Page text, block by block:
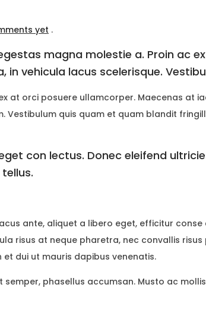
yet .
magna molestie a. Proin ac
vehicula lacus scelerisque.
at orci posuere ullamcorper. Maecenas at
Vestibulum quis quam et quam blandit
con lectus. Donec eleifend
ante, aliquet a libero eget, efficitur conse
risus at neque pharetra, nec convallis
dui ut mauris dapibus venenatis.
phasellus accumsan. Musto ac